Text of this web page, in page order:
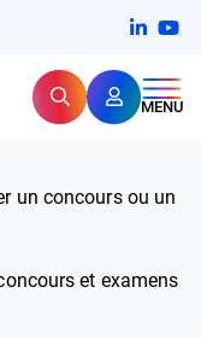
RechercherMENU
pour
un concours ou un
et examens